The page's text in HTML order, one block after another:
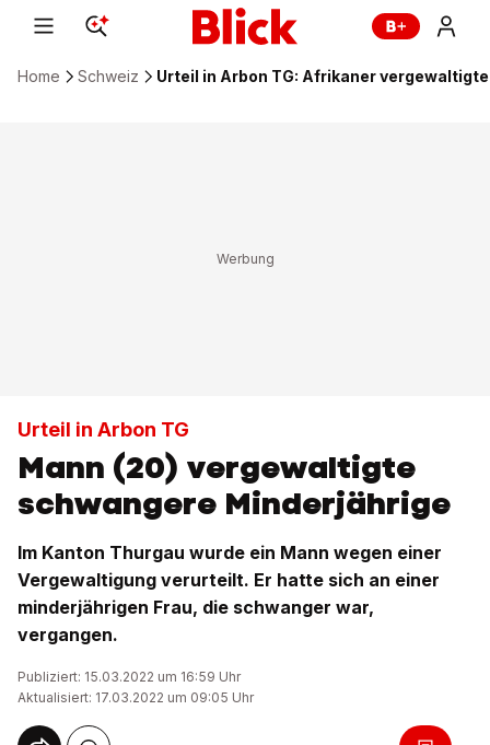
Home Schweiz Urteil in Arbon TG: Afrikaner
Urteil in Arbon TG
Mann (20) vergewaltigte
schwangere Minderjährige
Im Kanton Thurgau wurde ein Mann wegen einer
Vergewaltigung verurteilt. Er hatte sich an einer
minderjährigen Frau, die schwanger war,
vergangen.
Publiziert: 15.03.2022 um 16:59 Uhr
Aktualisiert: 17.03.2022 um 09:05 Uhr